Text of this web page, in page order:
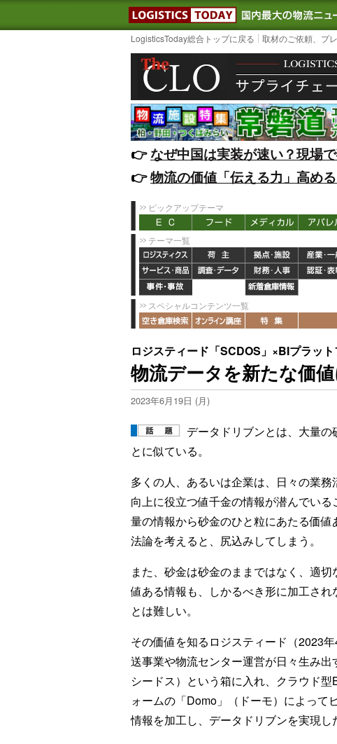
LOGISTICS
LogisticsToday総合トップに戻る 取材のご依頼、プ
👉️なぜ中国は実装が速い？現場
👉️物流の価値「伝える力」高め
ピックアップテーマ
テーマ一覧
スペシャルコンテンツ一覧
ロジスティード「SCDOS」×BIプラッ
物流データを新たな価
2023年6月19日 (月)
データドリブンとは、大量
とに似ている。
多くの人、あるいは企業は、日々の業
向上に役立つ値千金の情報が潜んでい
量の情報から砂金のひと粒にあたる価
法論を考えると、尻込みしてしまう。
また、砂金は砂金のままではなく、適
値ある情報も、しかるべき形に加工さ
とは難しい。
その価値を知るロジスティード（2023
送事業や物流センター運営が日々生み
シードス）という箱に入れ、クラウド
ォームの「Domo」（ドーモ）によって
情報を加工し、データドリブンを実現し